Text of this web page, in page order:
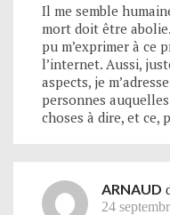
Il me semble
mort doit être
pu m’exprimer à ce
l’internet. Aussi,
aspects, je
personnes
choses à dire, et
ARNAUD
24